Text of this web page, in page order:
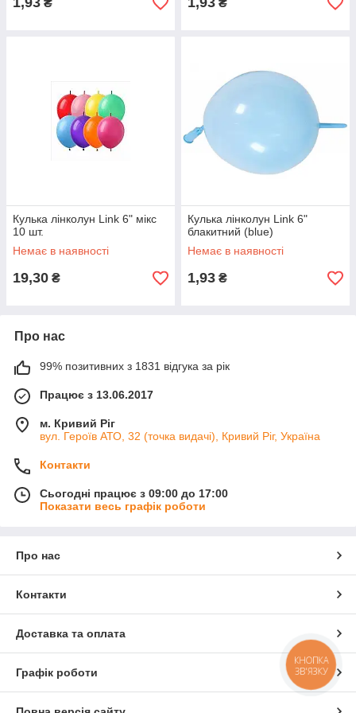
₴ ₴
Кулька лінколун Link 6" мікс
10 шт.
Немає в наявності
19,30 ₴
Кулька лінколун Link 6"
блакитний (blue)
Немає в наявності
1,93 ₴
Про нас
99% позитивних з 1831 відгука за рік
Працює з 13.06.2017
м. Кривий Ріг
вул. Героїв АТО, 32 (точка видачі), Кривий Ріг, Україна
Контакти
Сьогодні працює з 09:00 до 17:00
Показати весь графік роботи
Про нас
Контакти
Доставка та оплата
Графік роботи
КНОПКА
ЗВ'ЯЗКУ